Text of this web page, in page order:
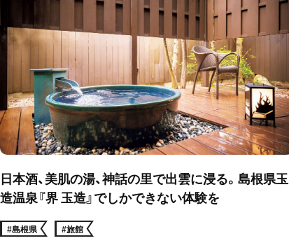
日本酒、美肌の湯、神話の里で出雲に浸る。島根県玉
造温泉『界 玉造』でしかできない体験を
#島根県 #旅館